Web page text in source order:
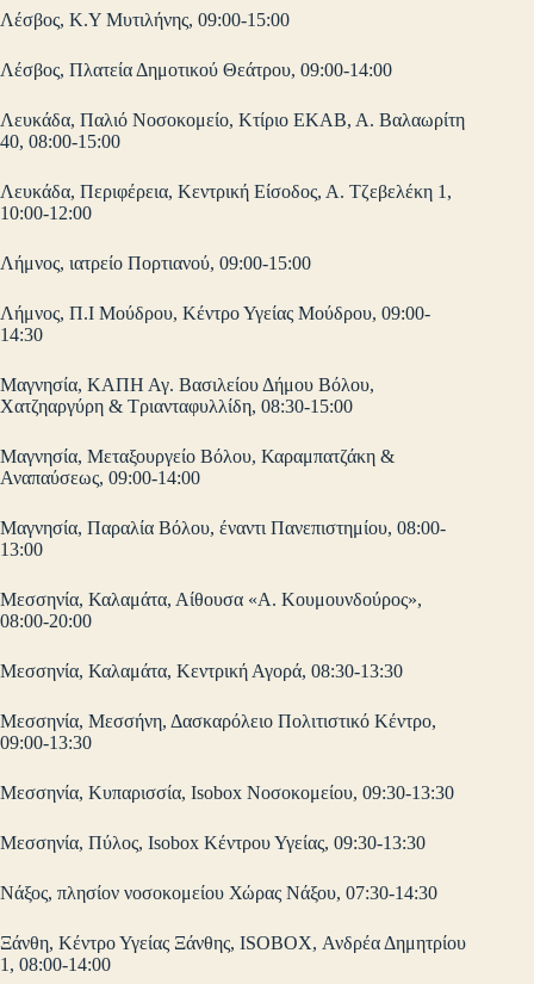
Λέσβος, Κ.Υ Μυτιλήνης, 09:00-15:00
Λέσβος, Πλατεία Δημοτικού Θεάτρου, 09:00-14:00
Λευκάδα, Παλιό Νοσοκομείο, Κτίριο ΕΚΑΒ, Α. Βαλαωρίτη
40, 08:00-15:00
Λευκάδα, Περιφέρεια, Κεντρική Είσοδος, Α. Τζεβελέκη 1,
10:00-12:00
Λήμνος, ιατρείο Πορτιανού, 09:00-15:00
Λήμνος, Π.Ι Μούδρου, Κέντρο Υγείας Μούδρου, 09:00-
14:30
Μαγνησία, ΚΑΠΗ Αγ. Βασιλείου Δήμου Βόλου,
Χατζηαργύρη & Τριανταφυλλίδη, 08:30-15:00
Μαγνησία, Μεταξουργείο Βόλου, Καραμπατζάκη &
Αναπαύσεως, 09:00-14:00
Μαγνησία, Παραλία Βόλου, έναντι Πανεπιστημίου, 08:00-
13:00
Μεσσηνία, Καλαμάτα, Αίθουσα «Α. Κουμουνδούρος»,
08:00-20:00
Μεσσηνία, Καλαμάτα, Κεντρική Αγορά, 08:30-13:30
Μεσσηνία, Μεσσήνη, Δασκαρόλειο Πολιτιστικό Κέντρο,
09:00-13:30
Μεσσηνία, Κυπαρισσία, Isobox Νοσοκομείου, 09:30-13:30
Μεσσηνία, Πύλος, Isobox Κέντρου Υγείας, 09:30-13:30
Νάξος, πλησίον νοσοκομείου Χώρας Νάξου, 07:30-14:30
Ξάνθη, Κέντρο Υγείας Ξάνθης, ISOBOX, Ανδρέα Δημητρίου
1, 08:00-14:00